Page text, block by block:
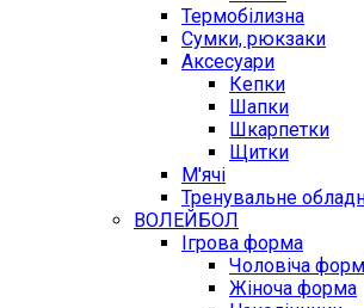
Термобілизна
Сумки, рюкзаки
Аксесуари
Кепки
Шапки
Шкарпетки
Щитки
М'ячі
Тренувальне
ВОЛЕЙБОЛ
Ігрова форма
Чоловіча
Жіноча форма